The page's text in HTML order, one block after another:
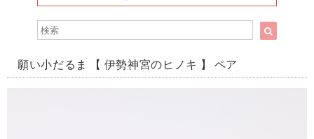
願い小だるま 【 伊勢神宮のヒノキ 】 ペア